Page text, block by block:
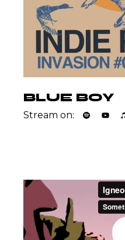
BLUE BOY
Stream on: